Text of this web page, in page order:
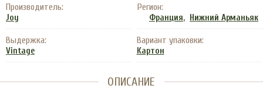
Производитель:
Joy
Регион:
Франция, Нижний Арманьяк
Выдержка:
Vintage
Вариант упаковки:
Картон
ОПИСАНИЕ